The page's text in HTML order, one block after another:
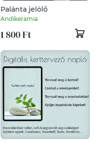
Palánta jelölő
Andikeramia
1 800 Ft